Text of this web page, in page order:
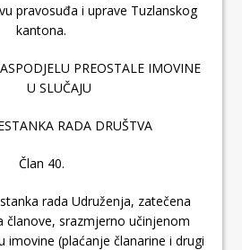
pravosuđa i uprave Tuzlanskog
kantona.
PREOSTALE IMOVINE
U SLUČAJU
RADA DRUŠTVA
Član 40.
rada Udruženja, zatečena
članove, srazmjerno učinjenom
imovine (plaćanje članarine i drugi